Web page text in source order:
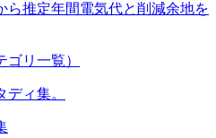
ら推定年間電気代と削減余地を
リ一覧）
ィ集。